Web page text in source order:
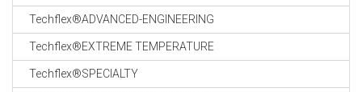
Techflex®ADVANCED-ENGINEERING
Techflex®EXTREME TEMPERATURE
Techflex®SPECIALTY